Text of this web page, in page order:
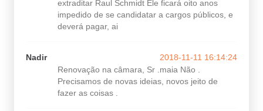
extraditar Raul Schmidt Ele ficará oito anos
impedido de se candidatar a cargos públicos, e
deverá pagar, ai
Nadir
2018-11-11 16:14:24
Renovação na câmara, Sr .maia Não .
Precisamos de novas ideias, novos jeito de
fazer as coisas .